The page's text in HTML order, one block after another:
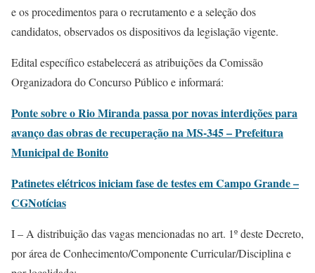
e os procedimentos para o recrutamento e a seleção dos
candidatos, observados os dispositivos da legislação vigente.
Edital específico estabelecerá as atribuições da Comissão
Organizadora do Concurso Público e informará:
Ponte sobre o Rio Miranda passa por novas interdições para
avanço das obras de recuperação na MS-345 – Prefeitura
Municipal de Bonito
Patinetes elétricos iniciam fase de testes em Campo Grande –
CGNotícias
I – A distribuição das vagas mencionadas no art. 1º deste Decreto,
por área de Conhecimento/Componente Curricular/Disciplina e